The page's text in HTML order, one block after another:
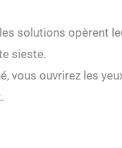
solutions opèrent
sieste.
vous ouvrirez les